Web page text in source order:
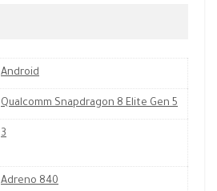
Android
Qualcomm Snapdragon 8 Elite Gen 5
3
Adreno 840